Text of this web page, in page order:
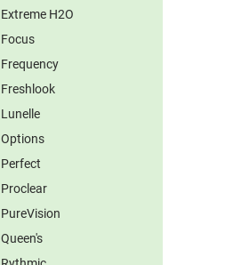
Extreme H2O
Focus
Frequency
Freshlook
Lunelle
Options
Perfect
Proclear
PureVision
Queen's